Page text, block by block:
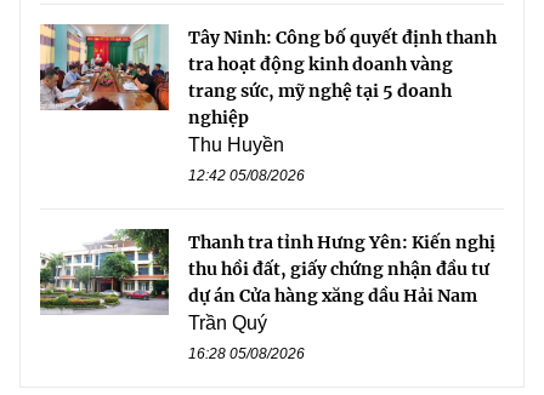
Tây Ninh: Công bố quyết định thanh
tra hoạt động kinh doanh vàng
trang sức, mỹ nghệ tại 5 doanh
nghiệp
Thu Huyền
12:42 05/08/2026
Thanh tra tỉnh Hưng Yên: Kiến nghị
thu hồi đất, giấy chứng nhận đầu tư
dự án Cửa hàng xăng dầu Hải Nam
Trần Quý
16:28 05/08/2026